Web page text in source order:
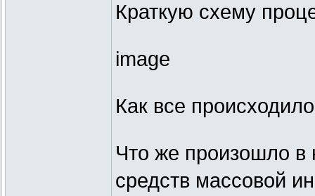
Краткую схему
image
Как все
Что же произошло в
средств массовой